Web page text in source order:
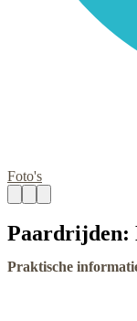
Foto's
Paardrijden:
Praktische